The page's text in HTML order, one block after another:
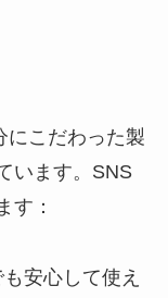
にこだわった製
います。SNS
す：
安心して使え